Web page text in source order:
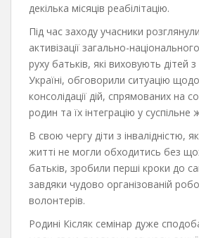
декілька місяців реабілітацію.
Під час заходу учасники
активізації загально-
руху батьків, які виховують дітей з
Україні, обговорили ситуацію
консолідації дій, спрямованих на
родин та їх інтеграцію у суспільне
В свою чергу діти з інвалідністю,
житті не могли обходитись без
батьків, зробили перші кроки до
завдяки чудово організованій
волонтерів.
Родині Кісляк семінар дуже